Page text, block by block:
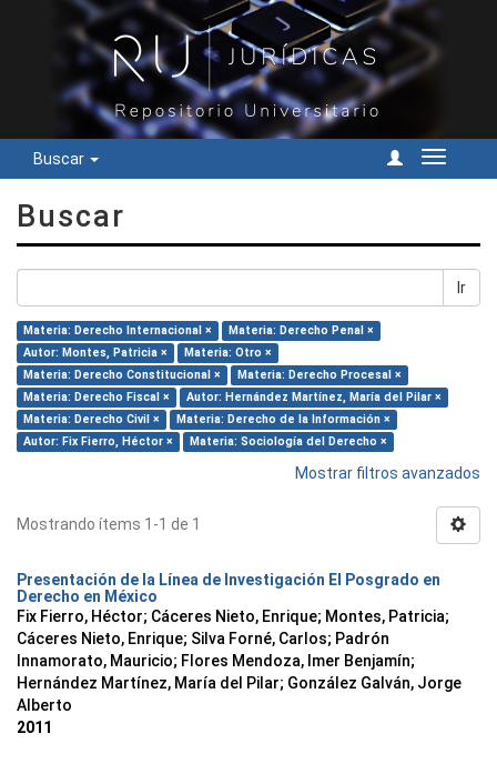
Buscar
Cambiar
Buscar
Ir
Materia: Derecho Internacional ×
Materia: Derecho Penal ×
Autor: Montes, Patricia ×
Materia: Otro ×
Materia: Derecho Constitucional ×
Materia: Derecho Procesal ×
Materia: Derecho Fiscal ×
Autor: Hernández Martínez, María del Pilar ×
Materia: Derecho Civil ×
Materia: Derecho de la Información ×
Autor: Fix Fierro, Héctor ×
Materia: Sociología del Derecho ×
Mostrar filtros avanzados
Mostrando ítems 1-1 de 1
Presentación de la Línea de Investigación El Posgrado en
Derecho en México
Fix Fierro, Héctor; Cáceres Nieto, Enrique; Montes, Patricia;
Cáceres Nieto, Enrique; Silva Forné, Carlos; Padrón
Innamorato, Mauricio; Flores Mendoza, Imer Benjamín;
Hernández Martínez, María del Pilar; González Galván, Jorge
Alberto
2011